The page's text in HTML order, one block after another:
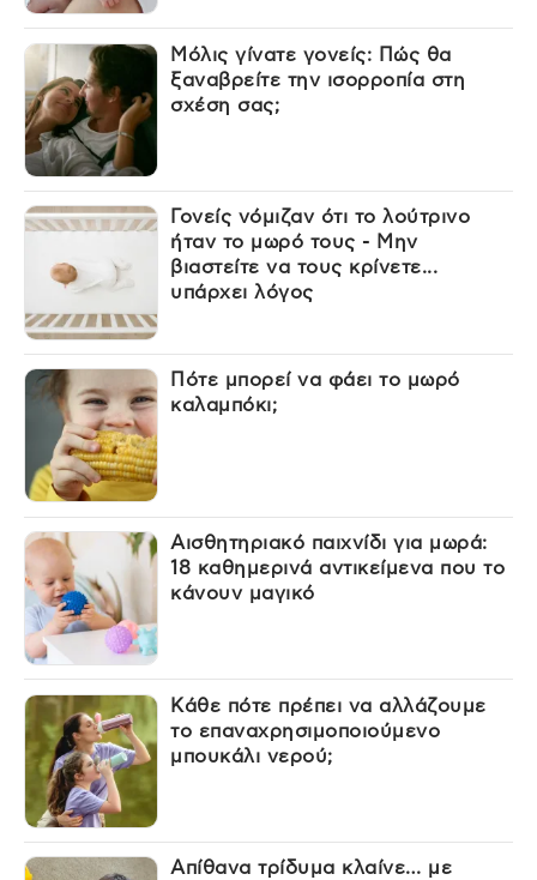
Μόλις γίνατε γονείς: Πώς θα
ξαναβρείτε την ισορροπία στη
σχέση σας;
Γονείς νόμιζαν ότι το λούτρινο
ήταν το μωρό τους - Μην
βιαστείτε να τους κρίνετε...
υπάρχει λόγος
Πότε μπορεί να φάει το μωρό
καλαμπόκι;
Αισθητηριακό παιχνίδι για μωρά:
18 καθημερινά αντικείμενα που το
κάνουν μαγικό
Κάθε πότε πρέπει να αλλάζουμε
το επαναχρησιμοποιούμενο
μπουκάλι νερού;
Απίθανα τρίδυμα κλαίνε… με